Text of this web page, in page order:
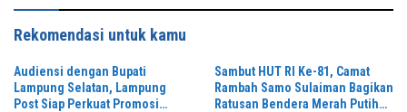
Rekomendasi untuk kamu
Audiensi dengan Bupati
Lampung Selatan, Lampung
Post Siap Perkuat Promosi
Sambut HUT RI Ke-81, Camat
Rambah Samo Sulaiman Bagikan
Ratusan Bendera Merah Putih